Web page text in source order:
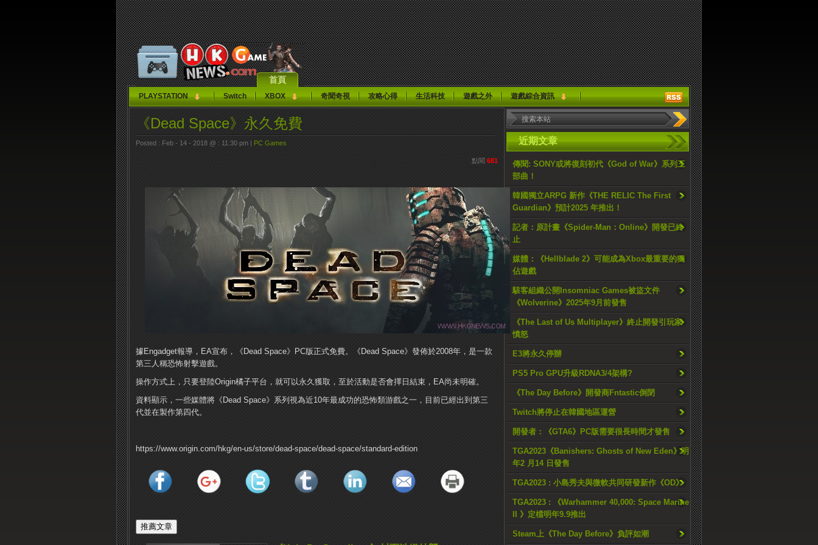
首頁
PLAYSTATION Switch XBOX 奇聞奇視 攻略心得 生活科技 遊戲之外 遊戲綜合資訊
近期文章
傳聞: SONY或將復刻初代《God of War》系列三
部曲！
韓國獨立ARPG 新作《THE RELIC The First
Guardian》預計2025 年推出！
記者：原計畫《Spider-Man：Online》開發已終
止
媒體：《Hellblade 2》可能成為Xbox最重要的獨
佔遊戲
駭客組織公開Insomniac Games被盜文件
《Wolverine》2025年9月前發售
《The Last of Us Multiplayer》終止開發引玩家
憤怒
E3將永久停辦
PS5 Pro GPU升級RDNA3/4架構?
《The Day Before》開發商Fntastic倒閉
Twitch將停止在韓國地區運營
開發者：《GTA6》PC版需要很長時間才發售
TGA2023《Banishers: Ghosts of New Eden》明
年2 月14 日發售
TGA2023 : 小島秀夫與微軟共同研發新作《OD》
TGA2023 : 《Warhammer 40,000: Space Marine
II 》定檔明年9.9推出
Steam上《The Day Before》負評如潮
《Dead Space》永久免費
Posted : Feb - 14 - 2018 @ : 11:30 pm | PC Games
點閱 681
據Engadget報導，EA宣布，《Dead Space》PC版正式免費。《Dead Space》發佈於2008年，是一款
第三人稱恐怖射擊遊戲。
操作方式上，只要登陸Origin橘子平台，就可以永久獲取，至於活動是否會擇日結束，EA尚未明確。
資料顯示，一些媒體將《Dead Space》系列視為近10年最成功的恐怖類游戲之一，目前已經出到第三
代並在製作第四代。
https://www.origin.com/hkg/en-us/store/dead-space/dead-space/standard-edition